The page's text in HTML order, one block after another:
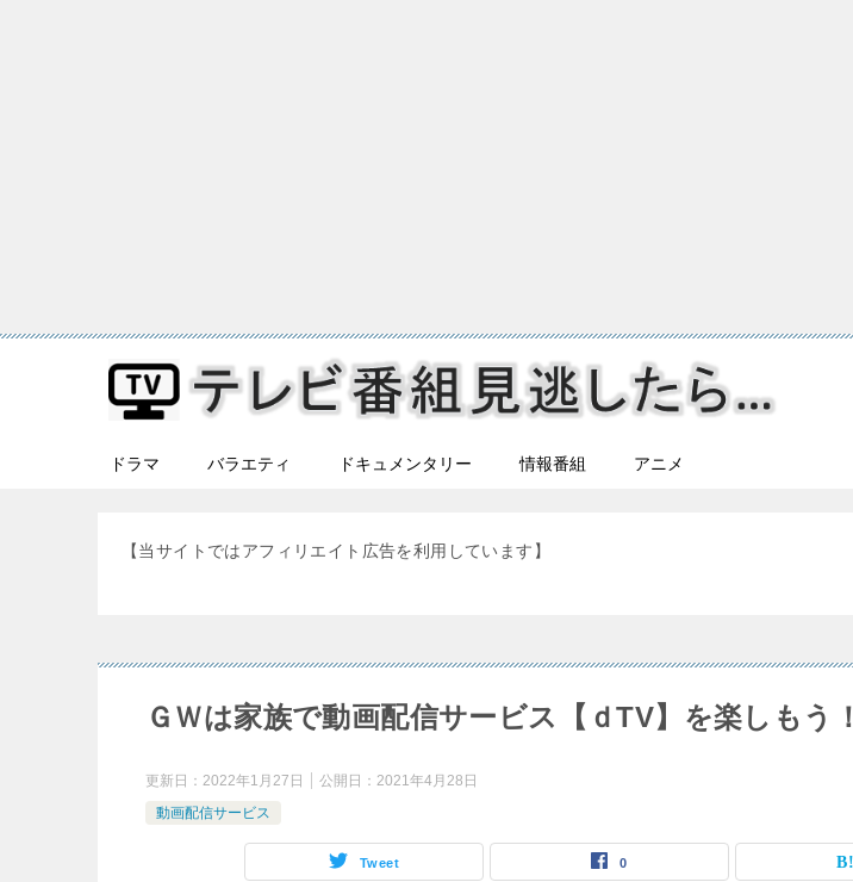
ドラマ バラエティ ドキュメンタリー 情報番組 アニメ
【当サイトではアフィリエイト広告を利用しています】
ＧＷは家族で動画配信サービス【ｄTV】を楽しもう！
更新日： 2022年1月27日 公開日： 2021年4月28日
動画配信サービス
Tweet 0